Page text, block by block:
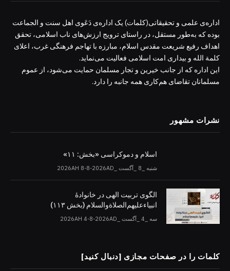
اداره‌ی علمی و تحقیقاتی(کلمات) یک اداره‌ی دَعَوی اهل سنت و الجماعت
بوده که به‌طور مستقل، در راستای ترویج ارزش‌های ناب اسلامی، تحقق
اهداف رفیع شریعت مقدس اسلام، مبارزه با تهاجم فرهنگی غرب، اعلای
کلمة الله و بیداری امت اسلامی فعالیت می‌نماید.
این اداره که از جانب خیرین و تجار مسلمان حمایت می‌شود، از عموم
مسلمانان تقاضای هم‌کاری همه جانبه را دارد.
نشرات مشهور
اسلام و دموکراسی «بخش: ۱۱»
شنبه _8 _آگست _2026AH 8-8-2026AD
الگوی تربیت الهی در خانوادۀ
انبیاءعلیهم‌الصلاةو‌السلام (بخش ۱۱۳)
سه _4 _آگست _2026AH 4-8-2026AD
کلمات را در صفحات مجازی [دنبال کنید]